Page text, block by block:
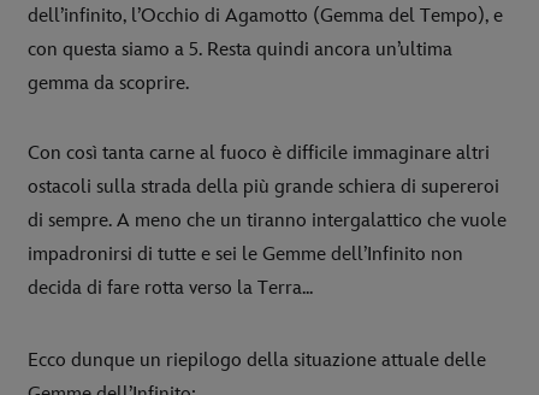
dell’infinito, l’Occhio di Agamotto (Gemma del Tempo), e
con questa siamo a 5. Resta quindi ancora un’ultima
gemma da scoprire.
Con così tanta carne al fuoco è difficile immaginare altri
ostacoli sulla strada della più grande schiera di supereroi
di sempre. A meno che un tiranno intergalattico che vuole
impadronirsi di tutte e sei le Gemme dell’Infinito non
decida di fare rotta verso la Terra...
Ecco dunque un riepilogo della situazione attuale delle